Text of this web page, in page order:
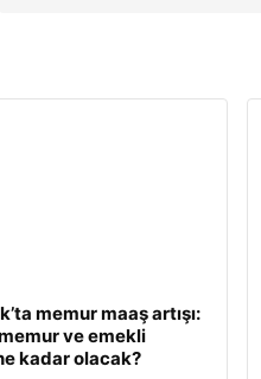
memur maaş artışı:
ve emekli
kadar olacak?